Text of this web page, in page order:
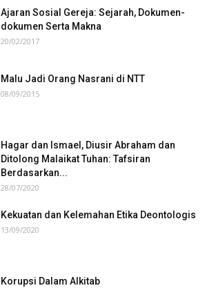
Ajaran Sosial Gereja: Sejarah, Dokumen-
dokumen Serta Makna
20/02/2017
Malu Jadi Orang Nasrani di NTT
08/09/2015
Hagar dan Ismael, Diusir Abraham dan
Ditolong Malaikat Tuhan: Tafsiran
Berdasarkan...
28/07/2020
Kekuatan dan Kelemahan Etika Deontologis
13/09/2020
Korupsi Dalam Alkitab